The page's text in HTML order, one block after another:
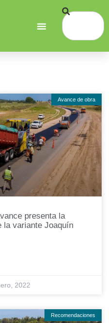
Avance de obra
presenta la
la variante Joaquín
2022
Recomendaciones